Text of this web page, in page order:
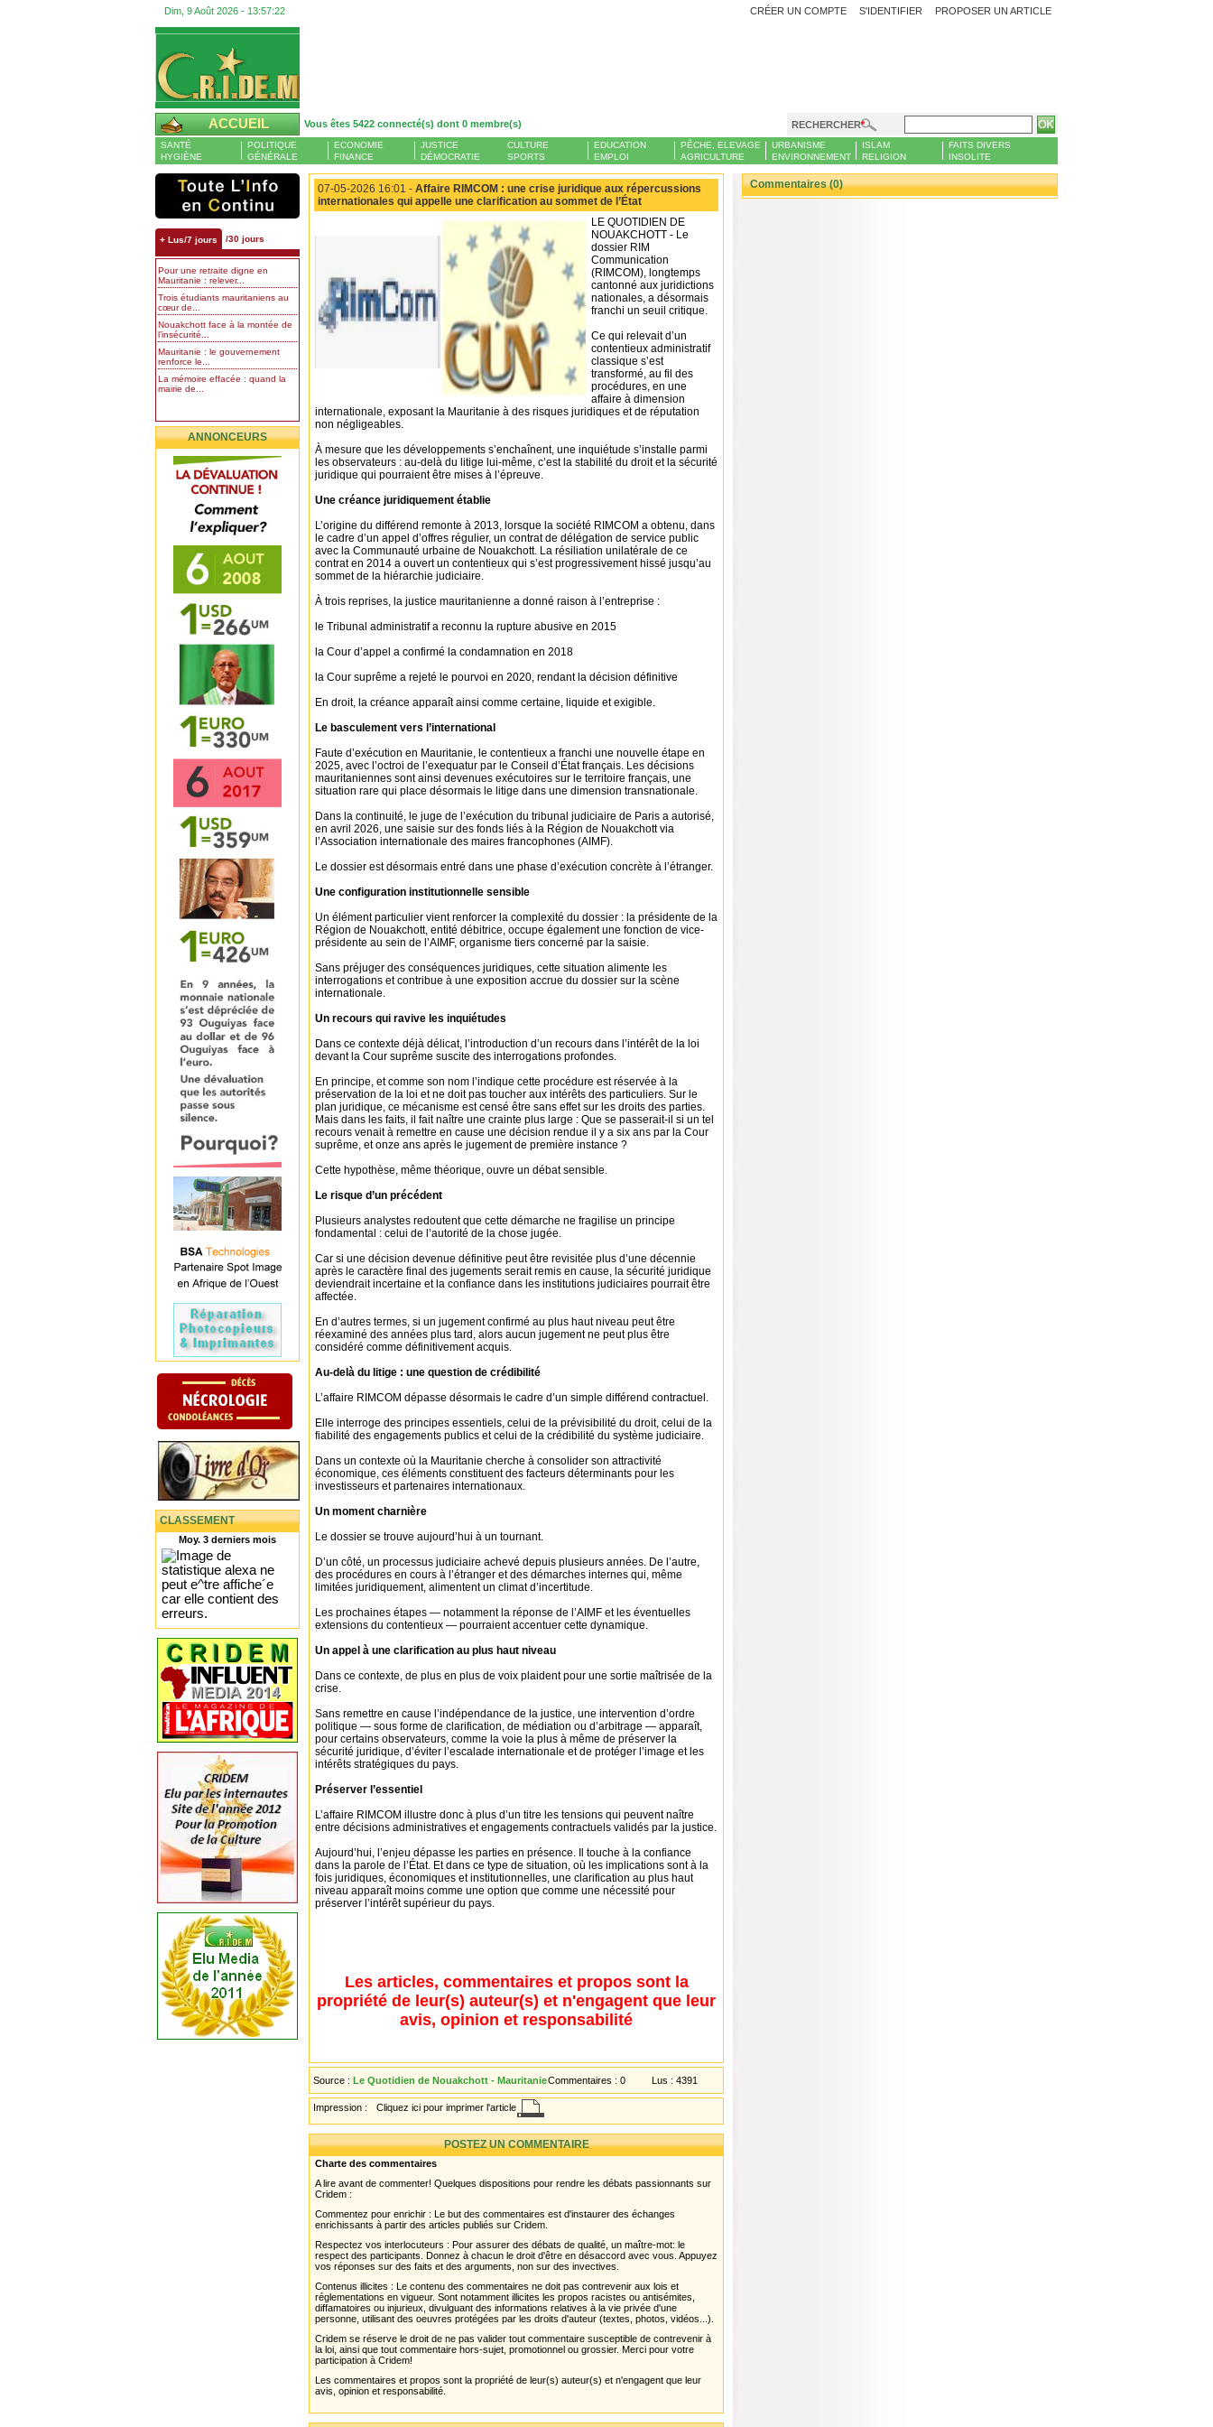
Dim, 9 Août 2026 - 13:57:23 PROPOSER UN ARTICLE
CRÉER UN COMPTE S'IDENTIFIER
ACCUEIL Vous êtes 5422 connecté(s) dont 0 membre(s) RECHERCHER
SANTÉ
HYGIÈNE
POLITIQUE
GÉNÉRALE
ECONOMIE
FINANCE
JUSTICE
DÉMOCRATIE
CULTURE
SPORTS
EDUCATION
EMPLOI
PÊCHE, ELEVAGE
AGRICULTURE
URBANISME
ENVIRONNEMENT
ISLAM
RELIGION
FAITS DIVERS
INSOLITE
+ Lus/7 jours /30 jours
Pour une retraite digne en
Mauritanie : relever...
Trois étudiants mauritaniens au
cœur de...
Nouakchott face à la montée de
l’insécurité...
Mauritanie : le gouvernement
renforce le...
La mémoire effacée : quand la
mairie de...
ANNONCEURS
CLASSEMENT
Moy. 3 derniers mois
07-05-2026 16:01 - Affaire RIMCOM : une crise juridique aux répercussions
internationales qui appelle une clarification au sommet de l’État
LE QUOTIDIEN DE
NOUAKCHOTT - Le
dossier RIM
Communication
(RIMCOM), longtemps
cantonné aux juridictions
nationales, a désormais
franchi un seuil critique.
Ce qui relevait d’un
contentieux administratif
classique s’est
transformé, au fil des
procédures, en une
affaire à dimension
internationale, exposant la Mauritanie à des risques juridiques et de réputation
non négligeables.
À mesure que les développements s’enchaînent, une inquiétude s’installe parmi
les observateurs : au-delà du litige lui-même, c’est la stabilité du droit et la sécurité
juridique qui pourraient être mises à l’épreuve.
Une créance juridiquement établie
L’origine du différend remonte à 2013, lorsque la société RIMCOM a obtenu, dans
le cadre d’un appel d’offres régulier, un contrat de délégation de service public
avec la Communauté urbaine de Nouakchott. La résiliation unilatérale de ce
contrat en 2014 a ouvert un contentieux qui s’est progressivement hissé jusqu’au
sommet de la hiérarchie judiciaire.
À trois reprises, la justice mauritanienne a donné raison à l’entreprise :
le Tribunal administratif a reconnu la rupture abusive en 2015
la Cour d’appel a confirmé la condamnation en 2018
la Cour suprême a rejeté le pourvoi en 2020, rendant la décision définitive
En droit, la créance apparaît ainsi comme certaine, liquide et exigible.
Le basculement vers l’international
Faute d’exécution en Mauritanie, le contentieux a franchi une nouvelle étape en
2025, avec l’octroi de l’exequatur par le Conseil d’État français. Les décisions
mauritaniennes sont ainsi devenues exécutoires sur le territoire français, une
situation rare qui place désormais le litige dans une dimension transnationale.
Dans la continuité, le juge de l’exécution du tribunal judiciaire de Paris a autorisé,
en avril 2026, une saisie sur des fonds liés à la Région de Nouakchott via
l’Association internationale des maires francophones (AIMF).
Le dossier est désormais entré dans une phase d’exécution concrète à l’étranger.
Une configuration institutionnelle sensible
Un élément particulier vient renforcer la complexité du dossier : la présidente de la
Région de Nouakchott, entité débitrice, occupe également une fonction de vice-
présidente au sein de l’AIMF, organisme tiers concerné par la saisie.
Sans préjuger des conséquences juridiques, cette situation alimente les
interrogations et contribue à une exposition accrue du dossier sur la scène
internationale.
Un recours qui ravive les inquiétudes
Dans ce contexte déjà délicat, l’introduction d’un recours dans l’intérêt de la loi
devant la Cour suprême suscite des interrogations profondes.
En principe, et comme son nom l’indique cette procédure est réservée à la
préservation de la loi et ne doit pas toucher aux intérêts des particuliers. Sur le
plan juridique, ce mécanisme est censé être sans effet sur les droits des parties.
Mais dans les faits, il fait naître une crainte plus large : Que se passerait-il si un tel
recours venait à remettre en cause une décision rendue il y a six ans par la Cour
suprême, et onze ans après le jugement de première instance ?
Cette hypothèse, même théorique, ouvre un débat sensible.
Le risque d’un précédent
Plusieurs analystes redoutent que cette démarche ne fragilise un principe
fondamental : celui de l’autorité de la chose jugée.
Car si une décision devenue définitive peut être revisitée plus d’une décennie
après le caractère final des jugements serait remis en cause, la sécurité juridique
deviendrait incertaine et la confiance dans les institutions judiciaires pourrait être
affectée.
En d’autres termes, si un jugement confirmé au plus haut niveau peut être
réexaminé des années plus tard, alors aucun jugement ne peut plus être
considéré comme définitivement acquis.
Au-delà du litige : une question de crédibilité
L’affaire RIMCOM dépasse désormais le cadre d’un simple différend contractuel.
Elle interroge des principes essentiels, celui de la prévisibilité du droit, celui de la
fiabilité des engagements publics et celui de la crédibilité du système judiciaire.
Dans un contexte où la Mauritanie cherche à consolider son attractivité
économique, ces éléments constituent des facteurs déterminants pour les
investisseurs et partenaires internationaux.
Un moment charnière
Le dossier se trouve aujourd’hui à un tournant.
D’un côté, un processus judiciaire achevé depuis plusieurs années. De l’autre,
des procédures en cours à l’étranger et des démarches internes qui, même
limitées juridiquement, alimentent un climat d’incertitude.
Les prochaines étapes — notamment la réponse de l’AIMF et les éventuelles
extensions du contentieux — pourraient accentuer cette dynamique.
Un appel à une clarification au plus haut niveau
Dans ce contexte, de plus en plus de voix plaident pour une sortie maîtrisée de la
crise.
Sans remettre en cause l’indépendance de la justice, une intervention d’ordre
politique — sous forme de clarification, de médiation ou d’arbitrage — apparaît,
pour certains observateurs, comme la voie la plus à même de préserver la
sécurité juridique, d’éviter l’escalade internationale et de protéger l’image et les
intérêts stratégiques du pays.
Préserver l’essentiel
L’affaire RIMCOM illustre donc à plus d’un titre les tensions qui peuvent naître
entre décisions administratives et engagements contractuels validés par la justice.
Aujourd’hui, l’enjeu dépasse les parties en présence. Il touche à la confiance
dans la parole de l’État. Et dans ce type de situation, où les implications sont à la
fois juridiques, économiques et institutionnelles, une clarification au plus haut
niveau apparaît moins comme une option que comme une nécessité pour
préserver l’intérêt supérieur du pays.
Les articles, commentaires et propos sont la
propriété de leur(s) auteur(s) et n'engagent que leur
avis, opinion et responsabilité
Source : Le Quotidien de Nouakchott - MauritanieCommentaires : 0 Lus : 4391
Impression : Cliquez ici pour imprimer l'article
POSTEZ UN COMMENTAIRE
Charte des commentaires
A lire avant de commenter! Quelques dispositions pour rendre les débats passionnants sur
Cridem :
Commentez pour enrichir : Le but des commentaires est d'instaurer des échanges
enrichissants à partir des articles publiés sur Cridem.
Respectez vos interlocuteurs : Pour assurer des débats de qualité, un maître-mot: le
respect des participants. Donnez à chacun le droit d'être en désaccord avec vous. Appuyez
vos réponses sur des faits et des arguments, non sur des invectives.
Contenus illicites : Le contenu des commentaires ne doit pas contrevenir aux lois et
réglementations en vigueur. Sont notamment illicites les propos racistes ou antisémites,
diffamatoires ou injurieux, divulguant des informations relatives à la vie privée d'une
personne, utilisant des oeuvres protégées par les droits d'auteur (textes, photos, vidéos...).
Cridem se réserve le droit de ne pas valider tout commentaire susceptible de contrevenir à
la loi, ainsi que tout commentaire hors-sujet, promotionnel ou grossier. Merci pour votre
participation à Cridem!
Les commentaires et propos sont la propriété de leur(s) auteur(s) et n'engagent que leur
avis, opinion et responsabilité.
Commentaires (0)